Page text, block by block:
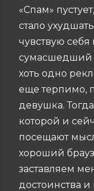
«Спам»
стало
чувствую себя
сумасшедший
хоть одно
еще терпимо,
девушка.
которой и
посещают
хороший
заставляем
достоинства